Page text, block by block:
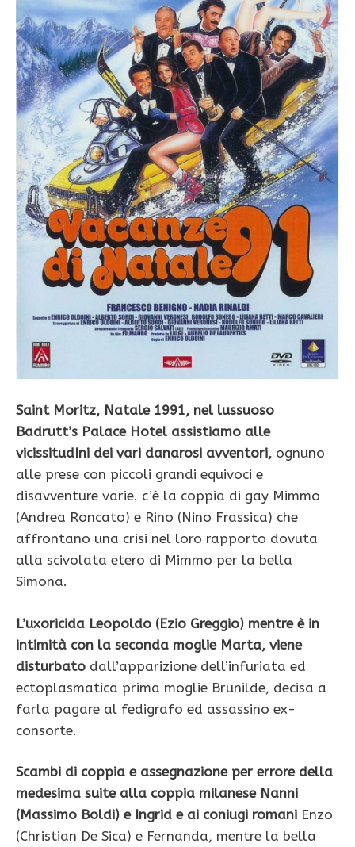
Saint Moritz, Natale 1991, nel lussuoso
Badrutt’s Palace Hotel assistiamo alle
vicissitudIni dei vari danarosi avventori, ognuno
alle prese con piccoli grandi equivoci e
disavventure varie. c’è la coppia di gay Mimmo
(Andrea Roncato) e Rino (Nino Frassica) che
affrontano una crisi nel loro rapporto dovuta
alla scivolata etero di Mimmo per la bella
Simona.
L’uxoricida Leopoldo (Ezio Greggio) mentre è in
intimità con la seconda moglie Marta, viene
disturbato dall’apparizione dell’infuriata ed
ectoplasmatica prima moglie Brunilde, decisa a
farla pagare al fedigrafo ed assassino ex-
consorte.
Scambi di coppia e assegnazione per errore della
medesima suite alla coppia milanese Nanni
(Massimo Boldi) e Ingrid e ai coniugi romani Enzo
(Christian De Sica) e Fernanda, mentre la bella